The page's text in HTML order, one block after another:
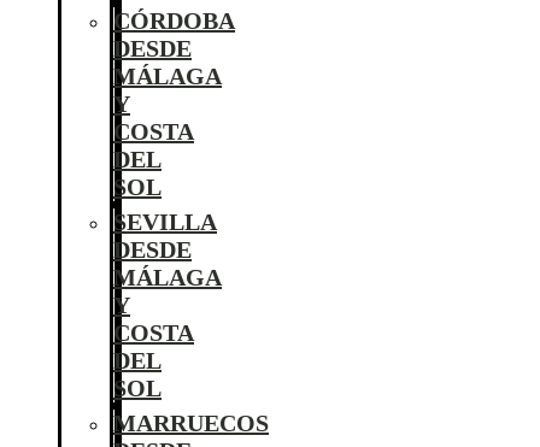
CÓRDOBA
DESDE
MÁLAGA
Y
COSTA
DEL
SOL
SEVILLA
DESDE
MÁLAGA
Y
COSTA
DEL
SOL
MARRUECOS